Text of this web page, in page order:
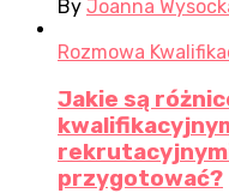
By Joanna
Rozmowa
Jakie są
przygotować?